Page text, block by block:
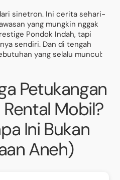
sinetron. Ini cerita sehari-
yang mungkin nggak
Pondok Indah, tapi
sendiri. Dan di tengah
yang selalu muncul:
Petukangan
Mobil?
Ini Bukan
Aneh)